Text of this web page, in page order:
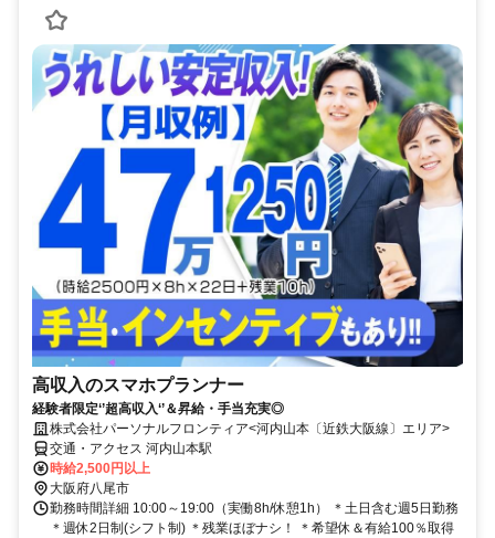
高収入のスマホプランナー
経験者限定‘’超高収入‘’＆昇給・手当充実◎
株式会社パーソナルフロンティア<河内山本〔近鉄大阪線〕エリア>
交通・アクセス 河内山本駅
時給2,500円以上
大阪府八尾市
勤務時間詳細 10:00～19:00（実働8h/休憩1h） ＊土日含む週5日勤務
＊週休2日制(シフト制) ＊残業ほぼナシ！ ＊希望休＆有給100％取得